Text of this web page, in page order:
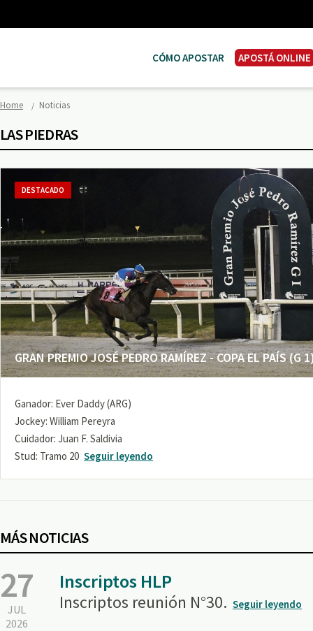
CÓMO APOSTAR APOSTÁ ONLINE
Home Noticias
LAS PIEDRAS
GRAN PREMIO JOSÉ PEDRO RAMÍREZ - COPA EL PAÍS (G
DESTACADO
Ganador: Ever Daddy (ARG)
Jockey: William Pereyra
Cuidador: Juan F. Saldivia
Stud: Tramo 20 Seguir leyendo
MÁS NOTICIAS
27
JUL
2026
Inscriptos HLP
Inscriptos reunión N°30. Seguir leyendo